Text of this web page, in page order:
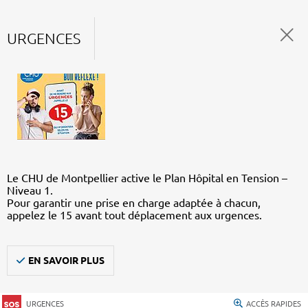
URGENCES
Le CHU de Montpellier active le Plan Hôpital en Tension –
Niveau 1.
Pour garantir une prise en charge adaptée à chacun,
appelez le 15 avant tout déplacement aux urgences.
EN SAVOIR PLUS
URGENCES ACCÈS RAPIDES